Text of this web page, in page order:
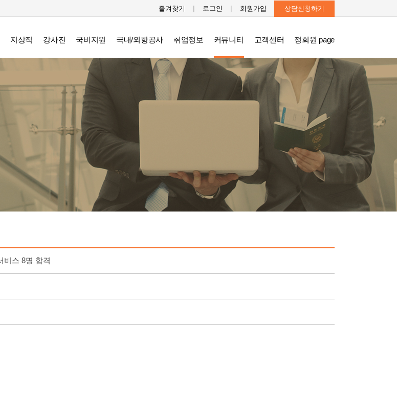
즐겨찾기 | 로그인 | 회원가입 상담신청하기
지상직 강사진 국비지원 국내/외항공사 취업정보 커뮤니티 고객센터 정회원 page
비스 8명 합격